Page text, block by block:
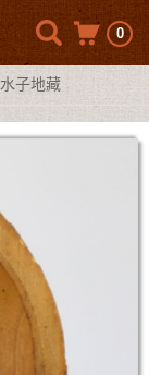
0
水子地藏